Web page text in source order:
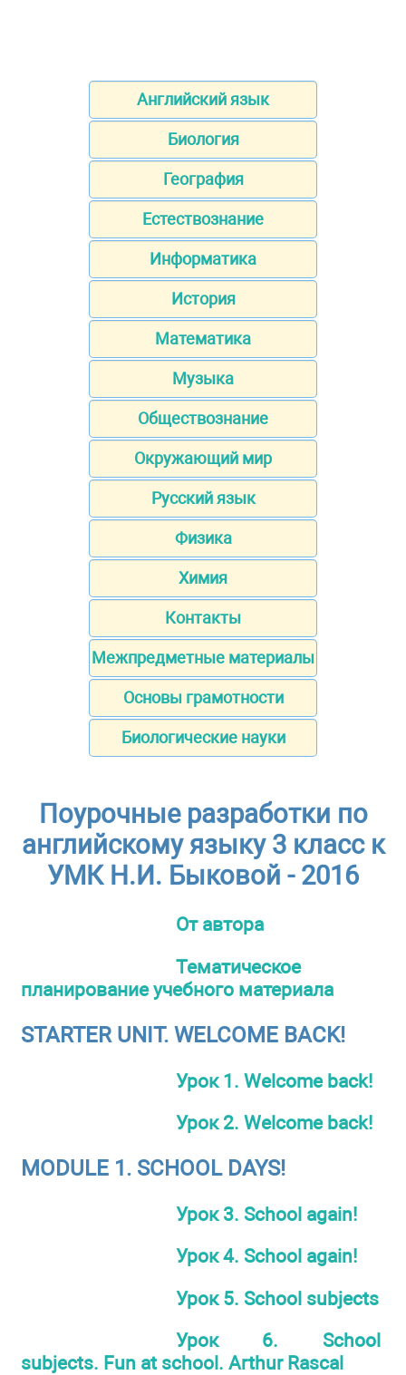
Английский язык
Биология
География
Естествознание
Информатика
История
Математика
Музыка
Обществознание
Окружающий мир
Русский язык
Физика
Химия
Контакты
Межпредметные материалы
Основы грамотности
Биологические науки
Поурочные разработки по
английскому языку 3 класс к
УМК Н.И. Быковой - 2016
От автора
Тематическое
планирование учебного материала
STARTER UNIT. WELCOME BACK!
Урок 1. Welcome back!
Урок 2. Welcome back!
MODULE 1. SCHOOL DAYS!
Урок 3. School again!
Урок 4. School again!
Урок 5. School subjects
Урок 6. School
subjects. Fun at school. Arthur Rascal